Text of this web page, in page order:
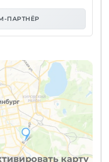
карту
ПАРТНЁР